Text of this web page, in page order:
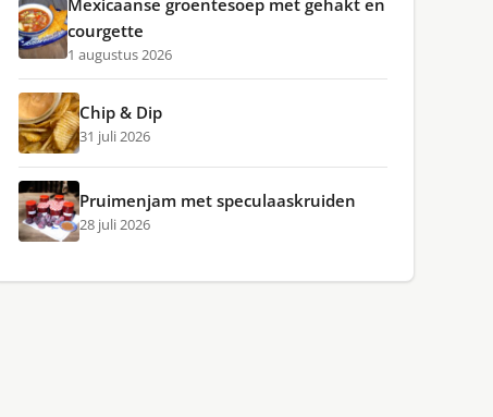
Mexicaanse groentesoep met gehakt en
courgette
1 augustus 2026
Chip & Dip
31 juli 2026
Pruimenjam met speculaaskruiden
28 juli 2026